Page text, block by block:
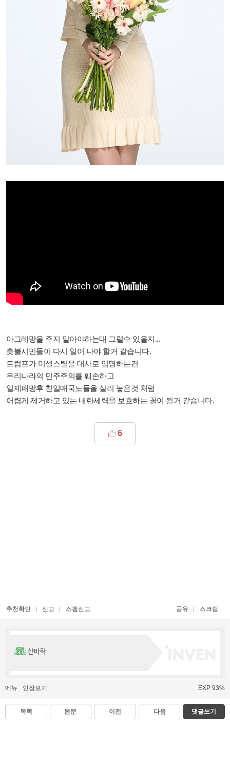
아그레망을 주지 말아야하는대 그럴수 있을지...
촛불시민들이 다시 일어 나야 할거 같습니다.
트럼프가 미셀스틸을 대사로 임명하는건
우리나라의 민주주의를 훼손하고
일제패망후 친일매국노들을 살려 놓은것 처럼
어렵게 제거하고 있는 내란세력을 보호하는 꼴이 될거 같습니다.
6
추천확인 신고 스팸신고 공유 스크랩
산바락
메뉴 인장보기 EXP 93%
목록 본문 이전 다음 댓글쓰기